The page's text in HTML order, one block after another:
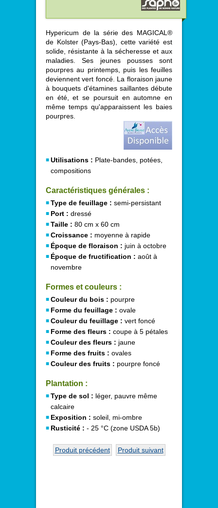
Hypericum de la série des MAGICAL®
de Kolster (Pays-Bas), cette variété est
solide, résistante à la sécheresse et aux
maladies. Ses jeunes pousses sont
pourpres au printemps, puis les feuilles
deviennent vert foncé. La floraison jaune
à bouquets d'étamines saillantes débute
en été, et se poursuit en automne en
même temps qu'apparaissent les baies
pourpres.
Utilisations : Plate-bandes, potées,
compositions
Caractéristiques générales :
Type de feuillage : semi-persistant
Port : dressé
Taille : 80 cm x 60 cm
Croissance : moyenne à rapide
Époque de floraison : juin à octobre
Époque de fructification : août à
novembre
Formes et couleurs :
Couleur du bois : pourpre
Forme du feuillage : ovale
Couleur du feuillage : vert foncé
Forme des fleurs : coupe à 5 pétales
Couleur des fleurs : jaune
Forme des fruits : ovales
Couleur des fruits : pourpre foncé
Plantation :
Type de sol : léger, pauvre même
calcaire
Exposition : soleil, mi-ombre
Rusticité : - 25 °C (zone USDA 5b)
Produit précédent Produit suivant